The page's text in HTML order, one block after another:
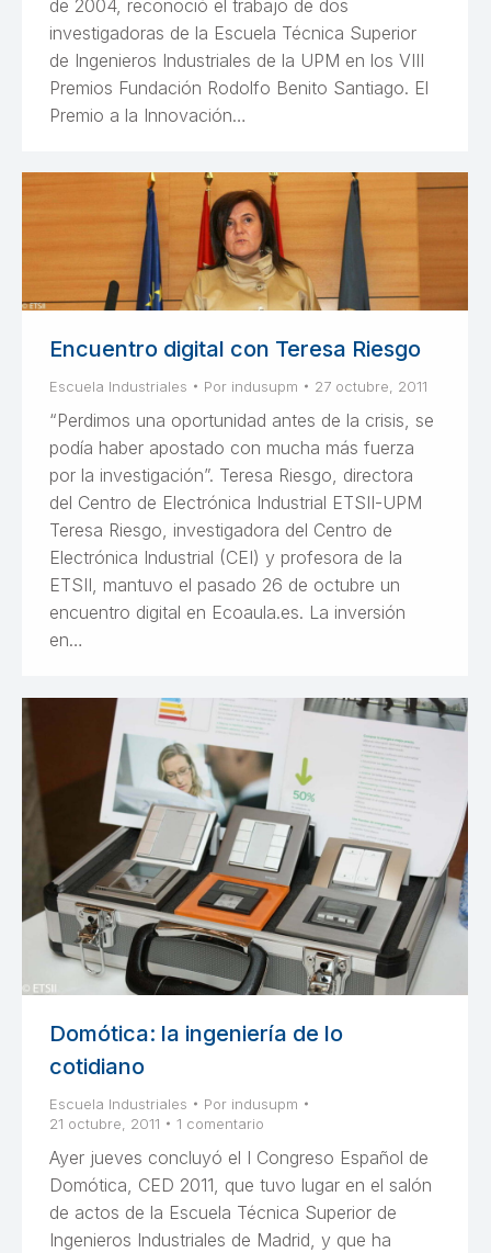
de 2004, reconoció el trabajo de dos
investigadoras de la Escuela Técnica Superior
de Ingenieros Industriales de la UPM en los VIII
Premios Fundación Rodolfo Benito Santiago. El
Premio a la Innovación…
Encuentro digital con Teresa Riesgo
Escuela Industriales Por indusupm 27 octubre, 2011
“Perdimos una oportunidad antes de la crisis, se
podía haber apostado con mucha más fuerza
por la investigación”. Teresa Riesgo, directora
del Centro de Electrónica Industrial ETSII-UPM
Teresa Riesgo, investigadora del Centro de
Electrónica Industrial (CEI) y profesora de la
ETSII, mantuvo el pasado 26 de octubre un
encuentro digital en Ecoaula.es. La inversión
en…
Domótica: la ingeniería de lo
cotidiano
Escuela Industriales Por indusupm
21 octubre, 2011
1 comentario
Ayer jueves concluyó el I Congreso Español de
Domótica, CED 2011, que tuvo lugar en el salón
de actos de la Escuela Técnica Superior de
Ingenieros Industriales de Madrid, y que ha